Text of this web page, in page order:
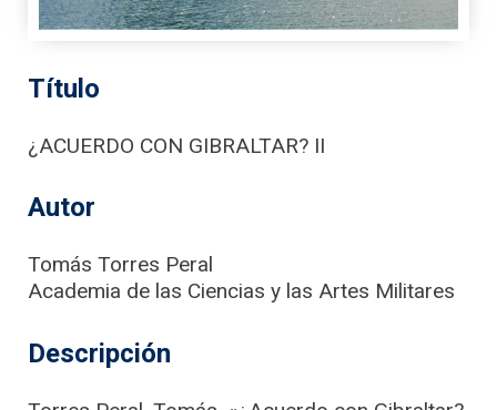
Título
¿ACUERDO CON GIBRALTAR? II
Autor
Tomás Torres Peral
Academia de las Ciencias y las Artes Militares
Descripción